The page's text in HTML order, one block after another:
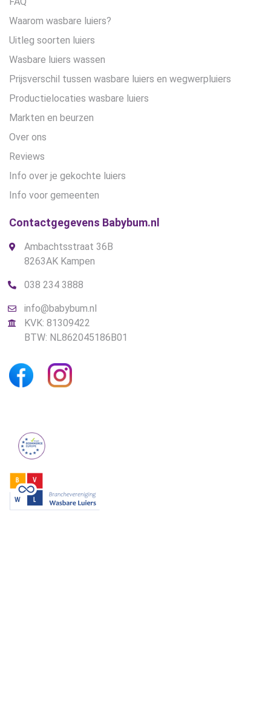
Waarom wasbare luiers?
Uitleg soorten luiers
Wasbare luiers wassen
Prijsverschil tussen wasbare luiers en wegwerpluiers
Productielocaties wasbare luiers
Markten en beurzen
Over ons
Reviews
Info over je gekochte luiers
Info voor gemeenten
Contactgegevens Babybum.nl
Ambachtsstraat 36B
8263AK Kampen
038 234 3888
info@babybum.nl
KVK: 81309422
BTW: NL862045186B01